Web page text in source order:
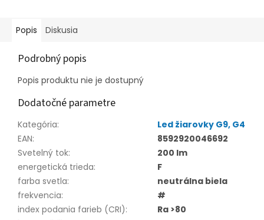
Popis Diskusia
Podrobný popis
Popis produktu nie je dostupný
Dodatočné parametre
Kategória:
Led žiarovky G9, G4
EAN:
8592920046692
Svetelný tok:
200 lm
energetická trieda:
F
farba svetla:
neutrálna biela
frekvencia:
#
index podania farieb (CRI):
Ra >80